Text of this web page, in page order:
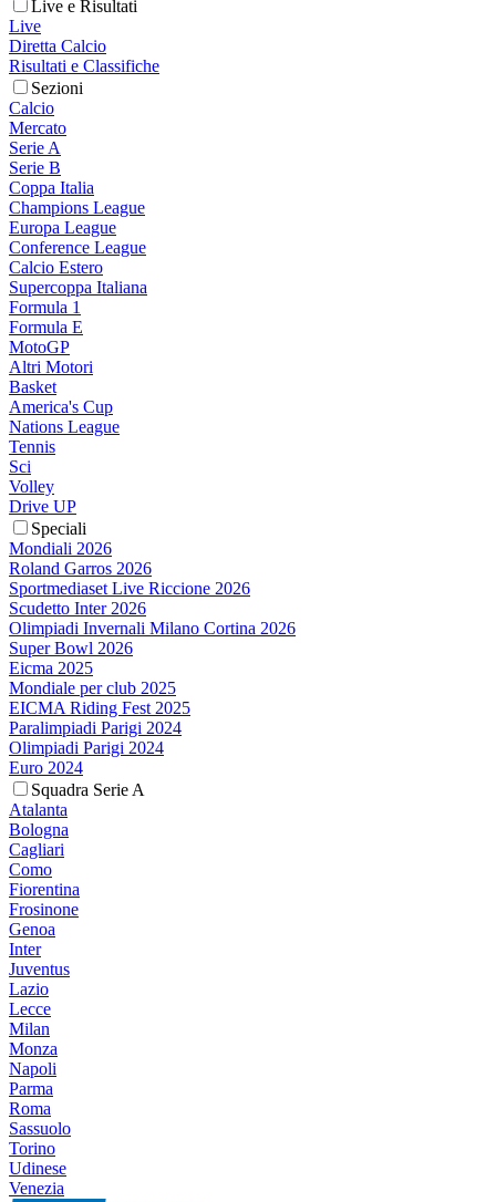
Live e Risultati
Live
Diretta Calcio
Risultati e Classifiche
Sezioni
Calcio
Mercato
Serie A
Serie B
Coppa Italia
Champions League
Europa League
Conference League
Calcio Estero
Supercoppa Italiana
Formula 1
Formula E
MotoGP
Altri Motori
Basket
America's Cup
Nations League
Tennis
Sci
Volley
Drive UP
Speciali
Mondiali 2026
Roland Garros 2026
Sportmediaset Live Riccione 2026
Scudetto Inter 2026
Olimpiadi Invernali Milano Cortina 2026
Super Bowl 2026
Eicma 2025
Mondiale per club 2025
EICMA Riding Fest 2025
Paralimpiadi Parigi 2024
Olimpiadi Parigi 2024
Euro 2024
Squadra Serie A
Atalanta
Bologna
Cagliari
Como
Fiorentina
Frosinone
Genoa
Inter
Juventus
Lazio
Lecce
Milan
Monza
Napoli
Parma
Roma
Sassuolo
Torino
Udinese
Venezia